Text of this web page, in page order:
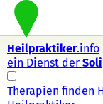
Heilpraktiker.info
ein Dienst der
Therapien finden